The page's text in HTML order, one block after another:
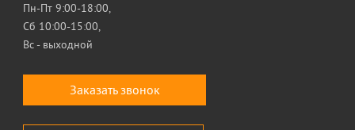
Пн-Пт 9:00-18:00,
Сб 10:00-15:00,
Вс - выходной
Заказать звонок